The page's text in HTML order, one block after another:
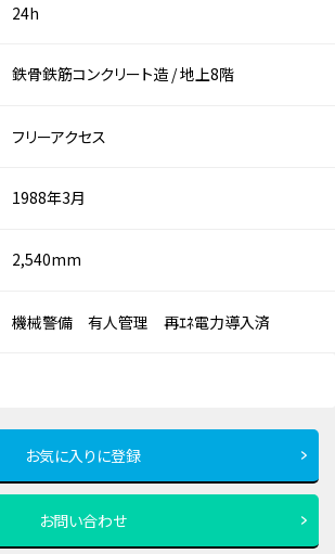
24h
鉄骨鉄筋コンクリート造 /地上8階
フリーアクセス
1988年3月
2,540mm
機械警備 有人管理 再ｴﾈ電力導入済
お気に入りに登録
お問い合わせ